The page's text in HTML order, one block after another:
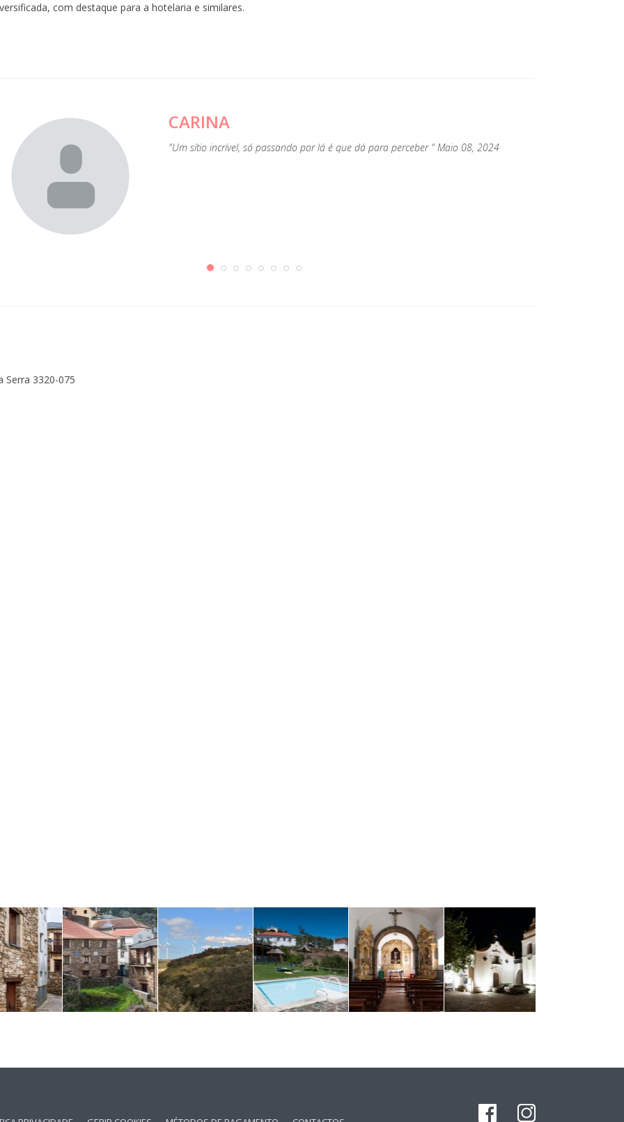
com destaque para a hotelaria e similares.
CARINA
"Um sítio incrível, só passando por lá é que dá para perceber " Maio 08, 2024
Serra 3320-075